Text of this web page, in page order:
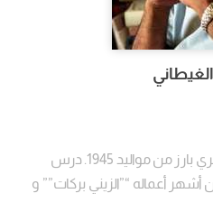
جمال الغيطاني، روائي وكاتب مصري بارز من مواليد 1945. درس
أعماله “”الزيني بركات”” و